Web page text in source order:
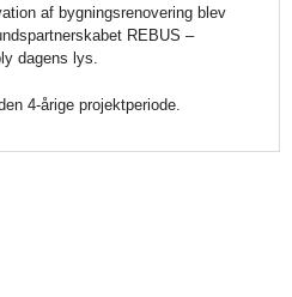
af bygningsrenovering blev
REBUS –
dagens lys.
4-årige projektperiode.